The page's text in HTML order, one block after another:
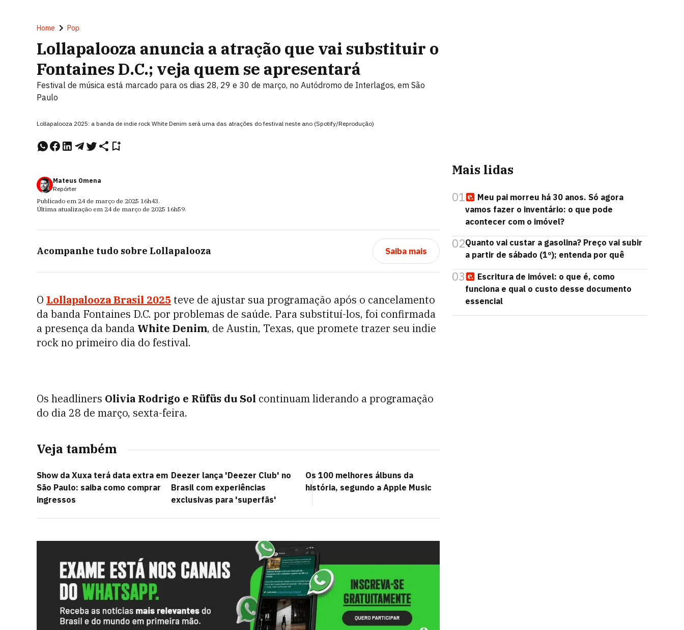
Home Pop
Lollapalooza anuncia a atração que vai substituir o
Fontaines D.C.; veja quem se apresentará
Festival de música está marcado para os dias 28, 29 e 30 de março, no Autódromo de Interlagos, em São
Paulo
Lollapalooza 2025: a banda de indie rock White Denim será uma das atrações do festival neste ano (Spotify/Reprodução)
Mateus Omena
Repórter
Publicado em 24 de março de 2025 16h43.
Última atualização em 24 de março de 2025 16h59.
Acompanhe tudo sobre Lollapalooza Saiba mais
O Lollapalooza Brasil 2025 teve de ajustar sua programação após o cancelamento
da banda Fontaines D.C. por problemas de saúde. Para substituí-los, foi confirmada
a presença da banda White Denim, de Austin, Texas, que promete trazer seu indie
rock no primeiro dia do festival.
Os headliners Olivia Rodrigo e Rüfüs du Sol continuam liderando a programação
do dia 28 de março, sexta-feira.
Veja também
Show da Xuxa terá data extra em
São Paulo: saiba como comprar
ingressos
Deezer lança 'Deezer Club' no
Brasil com experiências
exclusivas para 'superfãs'
Os 100 melhores álbuns da
história, segundo a Apple Music
Mais lidas
01
Meu pai morreu há 30 anos. Só agora
vamos fazer o inventário: o que pode
acontecer com o imóvel?
02Quanto vai custar a gasolina? Preço vai subir
a partir de sábado (1º); entenda por quê
03
Escritura de imóvel: o que é, como
funciona e qual o custo desse documento
essencial